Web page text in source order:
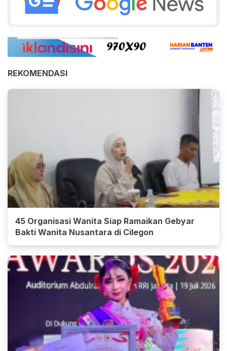
REKOMENDASI
45 Organisasi Wanita Siap Ramaikan Gebyar
Bakti Wanita Nusantara di Cilegon